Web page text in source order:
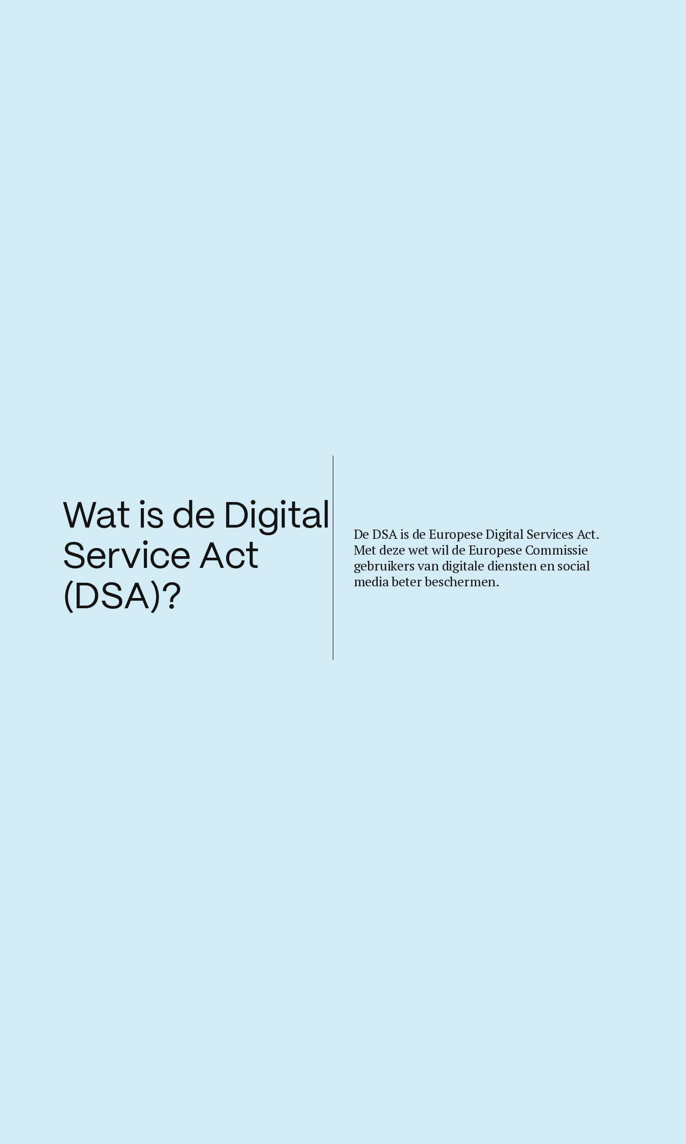
Wat is de Digital
Service Act
(DSA)?
De DSA is de Europese Digital Services Act.
Met deze wet wil de Europese Commissie
gebruikers van digitale diensten en social
media beter beschermen.